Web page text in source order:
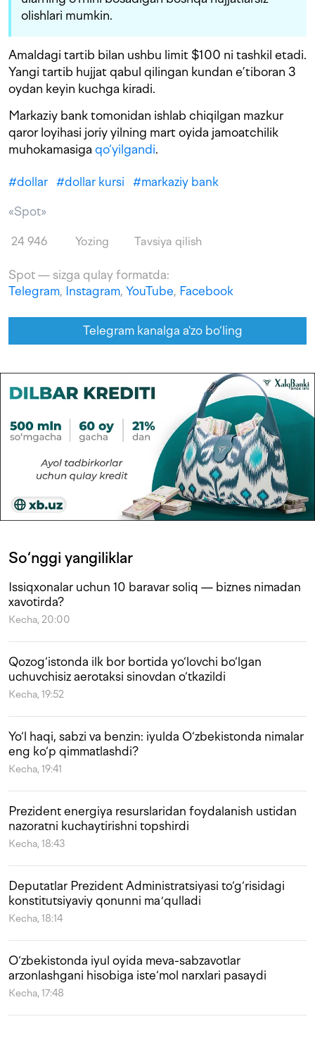
olishlari mumkin.
Amaldagi tartib bilan ushbu limit $100 ni tashkil etadi.
Yangi tartib hujjat qabul qilingan kundan e’tiboran 3
oydan keyin kuchga kiradi.
Markaziy bank tomonidan ishlab chiqilgan mazkur
qaror loyihasi joriy yilning mart oyida jamoatchilik
muhokamasiga qo‘yilgandi.
#dollar #dollar kursi #markaziy bank
«Spot»
24 946 Yozing Tavsiya qilish
Spot — sizga qulay formatda:
Telegram, Instagram, YouTube, Facebook
Telegram kanalga a'zo bo‘ling
So‘nggi yangiliklar
Issiqxonalar uchun 10 baravar soliq — biznes nimadan
xavotirda?
Kecha, 20:00
Qozog‘istonda ilk bor bortida yo‘lovchi bo‘lgan
uchuvchisiz aerotaksi sinovdan o‘tkazildi
Kecha, 19:52
Yo‘l haqi, sabzi va benzin: iyulda O‘zbekistonda nimalar
eng ko‘p qimmatlashdi?
Kecha, 19:41
Prezident energiya resurslaridan foydalanish ustidan
nazoratni kuchaytirishni topshirdi
Kecha, 18:43
Deputatlar Prezident Administratsiyasi to‘g‘risidagi
konstitutsiyaviy qonunni maʼqulladi
Kecha, 18:14
O‘zbekistonda iyul oyida meva-sabzavotlar
arzonlashgani hisobiga iste‘mol narxlari pasaydi
Kecha, 17:48